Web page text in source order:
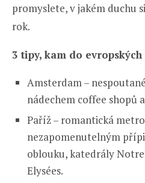
promyslete, v jakém duchu
rok.
3 tipy, kam do evropských
Amsterdam –
nádechem coffee shopů
Paříž – romantická
nezapomenutelným
oblouku, katedrály
Elysées.